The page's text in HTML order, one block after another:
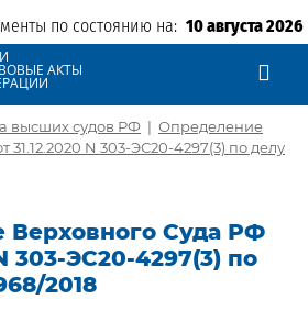
по состоянию на: 10 августа 2026
АКТЫ
высших судов РФ | Определение
31.12.2020 N 303-ЭС20-4297(3) по делу
Верховного Суда РФ
303-ЭС20-4297(3) по
2018